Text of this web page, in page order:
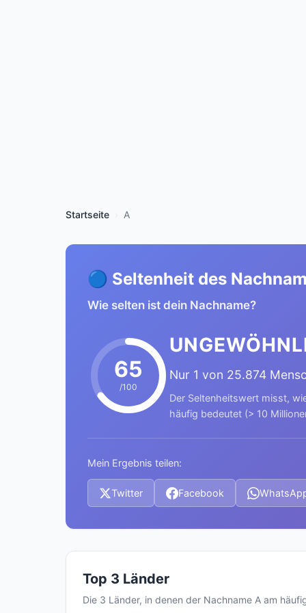
Startseite A
🔵 Seltenheit des
Wie selten ist dein Nachname?
65
/100
Nur 1 von 25.874
Der Seltenheitswert misst,
häufig bedeutet (> 10
Mein Ergebnis teilen:
Twitter Facebook
Top 3 Länder
Die 3 Länder, in denen der Nachname A am